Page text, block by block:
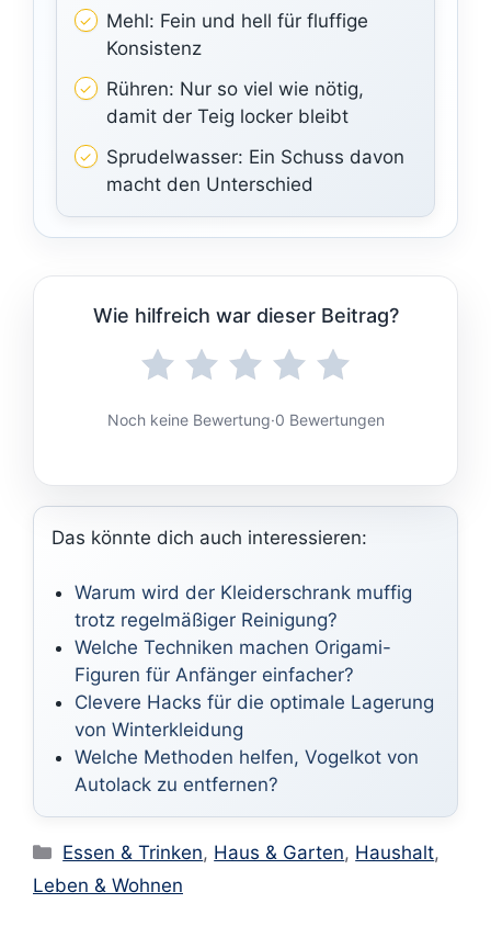
Mehl: Fein und hell für fluffige
Konsistenz
Rühren: Nur so viel wie nötig,
damit der Teig locker bleibt
Sprudelwasser: Ein Schuss davon
macht den Unterschied
Wie hilfreich war dieser Beitrag?
Noch keine Bewertung·0 Bewertungen
Das könnte dich auch interessieren:
Warum wird der Kleiderschrank muffig
trotz regelmäßiger Reinigung?
Welche Techniken machen Origami-
Figuren für Anfänger einfacher?
Clevere Hacks für die optimale Lagerung
von Winterkleidung
Welche Methoden helfen, Vogelkot von
Autolack zu entfernen?
Kategorien
Essen & Trinken, Haus & Garten, Haushalt,
Leben & Wohnen